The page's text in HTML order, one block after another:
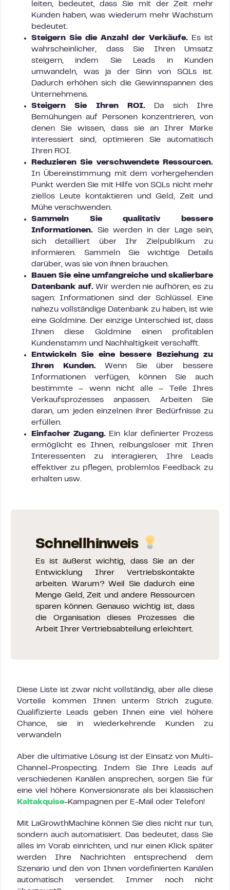
leiten, bedeutet, dass Sie mit der Zeit mehr
Kunden haben, was wiederum mehr Wachstum
bedeutet.
Steigern Sie die Anzahl der Verkäufe. Es ist
wahrscheinlicher, dass Sie Ihren Umsatz
steigern, indem Sie Leads in Kunden
umwandeln, was ja der Sinn von SQLs ist.
Dadurch erhöhen sich die Gewinnspannen des
Unternehmens.
Steigern Sie Ihren ROI. Da sich Ihre
Bemühungen auf Personen konzentrieren, von
denen Sie wissen, dass sie an Ihrer Marke
interessiert sind, optimieren Sie automatisch
Ihren ROI.
Reduzieren Sie verschwendete Ressourcen.
In Übereinstimmung mit dem vorhergehenden
Punkt werden Sie mit Hilfe von SQLs nicht mehr
ziellos Leute kontaktieren und Geld, Zeit und
Mühe verschwenden.
Sammeln Sie qualitativ bessere
Informationen. Sie werden in der Lage sein,
sich detailliert über Ihr Zielpublikum zu
informieren. Sammeln Sie wichtige Details
darüber, was sie von ihnen brauchen.
Bauen Sie eine umfangreiche und skalierbare
Datenbank auf.Wir werden nie aufhören, es zu
sagen: Informationen sind der Schlüssel. Eine
nahezu vollständige Datenbank zu haben, ist wie
eine Goldmine. Der einzige Unterschied ist, dass
Ihnen diese Goldmine einen profitablen
Kundenstamm und Nachhaltigkeit verschafft.
Entwickeln Sie eine bessere Beziehung zu
Ihren Kunden.Wenn Sie über bessere
Informationen verfügen, können Sie auch
bestimmte – wenn nicht alle – Teile Ihres
Verkaufsprozesses anpassen. Arbeiten Sie
daran, um jeden einzelnen ihrer Bedürfnisse zu
erfüllen.
Einfacher Zugang. Ein klar definierter Prozess
ermöglicht es Ihnen, reibungsloser mit Ihren
Interessenten zu interagieren, Ihre Leads
effektiver zu pflegen, problemlos Feedback zu
erhalten usw.
Schnellhinweis
Es ist äußerst wichtig, dass Sie an der
Entwicklung Ihrer Vertriebskontakte
arbeiten. Warum? Weil Sie dadurch eine
Menge Geld, Zeit und andere Ressourcen
sparen können. Genauso wichtig ist, dass
die Organisation dieses Prozesses die
Arbeit Ihrer Vertriebsabteilung erleichtert.
Diese Liste ist zwar nicht vollständig, aber alle diese
Vorteile kommen Ihnen unterm Strich zugute.
Qualifizierte Leads geben Ihnen eine viel höhere
Chance, sie in wiederkehrende Kunden zu
verwandeln
Aber die ultimative Lösung ist der Einsatz von Multi-
Channel-Prospecting. Indem Sie Ihre Leads auf
verschiedenen Kanälen ansprechen, sorgen Sie für
eine viel höhere Konversionsrate als bei klassischen
Kaltakquise-Kampagnen per E-Mail oder Telefon!
Mit LaGrowthMachine können Sie dies nicht nur tun,
sondern auch automatisiert. Das bedeutet, dass Sie
alles im Vorab einrichten, und nur einen Klick später
werden Ihre Nachrichten entsprechend dem
Szenario und den von Ihnen vordefinierten Kanälen
automatisch versendet. Immer noch nicht